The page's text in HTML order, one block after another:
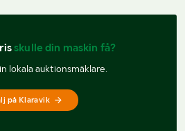
skulle din maskin få?
lokala auktionsmäklare.
på Klaravik